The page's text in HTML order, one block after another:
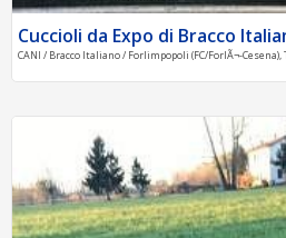
Cuccioli da Expo di Bracco
CANI / Bracco Italiano / Forlimpopoli (FC/ForlÃ¬-Cesena),